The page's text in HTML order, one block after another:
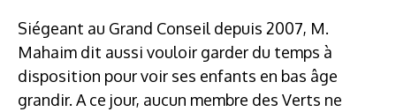
Siégeant au Grand Conseil depuis 2007, M.
Mahaim dit aussi vouloir garder du temps à
disposition pour voir ses enfants en bas âge
grandir. A ce jour, aucun membre des Verts ne